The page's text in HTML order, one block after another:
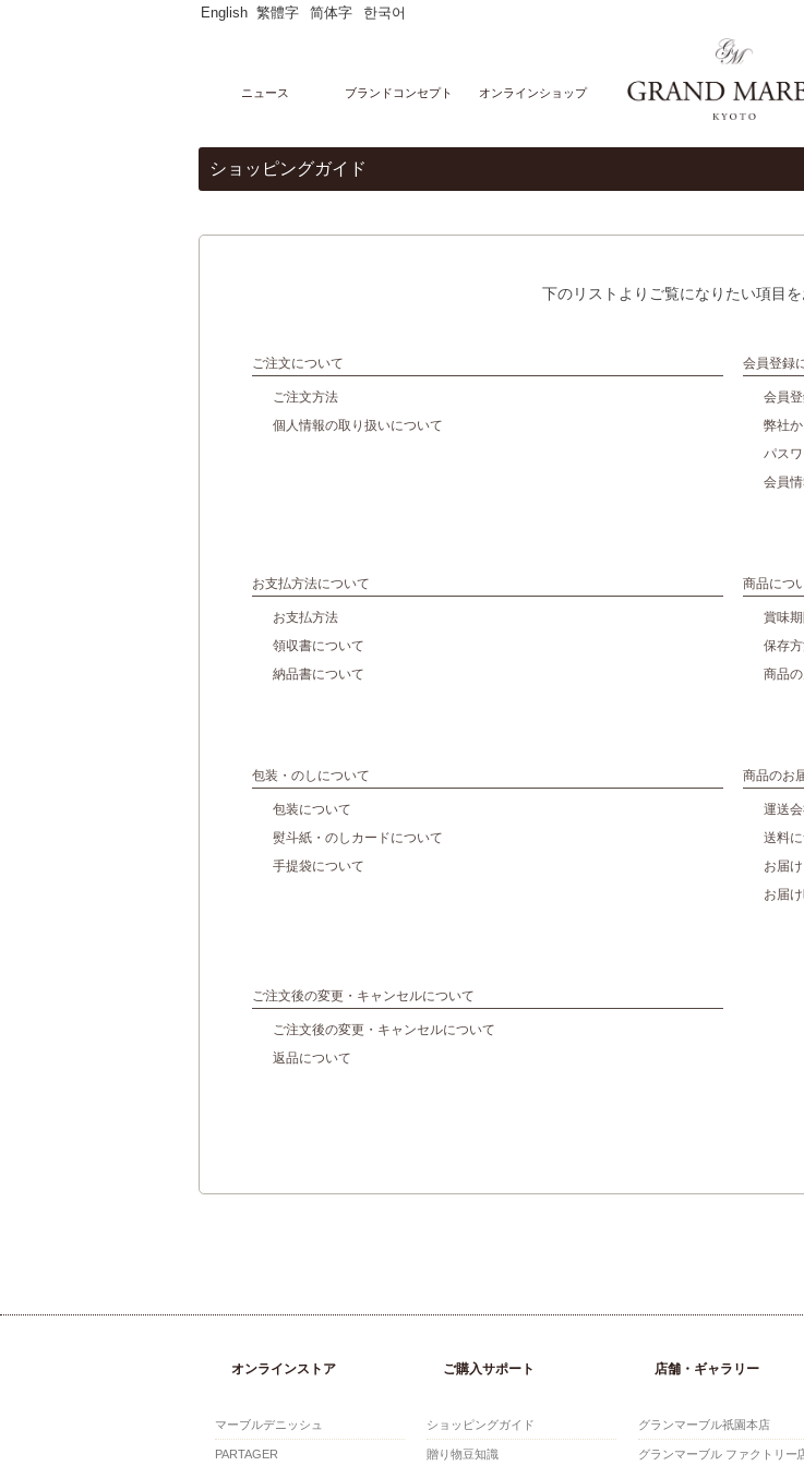
English 繁體字 简体字 한국어
ニュース ブランドコンセプト オンラインショップ
オンラインストア
マーブルデニッシュ
マーブルデニッシュ２本３本セット
ショッピングガイド
贈り物豆知識
店舗・ギャラリー
ニュース
お問い合わせ
特定商取引表記
ショッピングガイド
下のリストよりご覧になりたい項目を
ご注文について
ご注文方法
個人情報の取り扱いについて
会員登録
会員
弊社
パス
会員
お支払方法について
お支払方法
領収書について
納品書について
商品につ
賞味
保存
商品
包装・のしについて
包装について
熨斗紙・のしカードについて
手提袋について
商品のお
運送
送料
お届
お届
ご注文後の変更・キャンセルについて
ご注文後の変更・キャンセルについて
返品について
オンラインストア
マーブルデニッシュ
PARTAGER
ご購入サポート
ショッピングガイド
贈り物豆知識
店舗・ギャラリー
グランマーブル祇園本店
グランマーブル ファクトリー